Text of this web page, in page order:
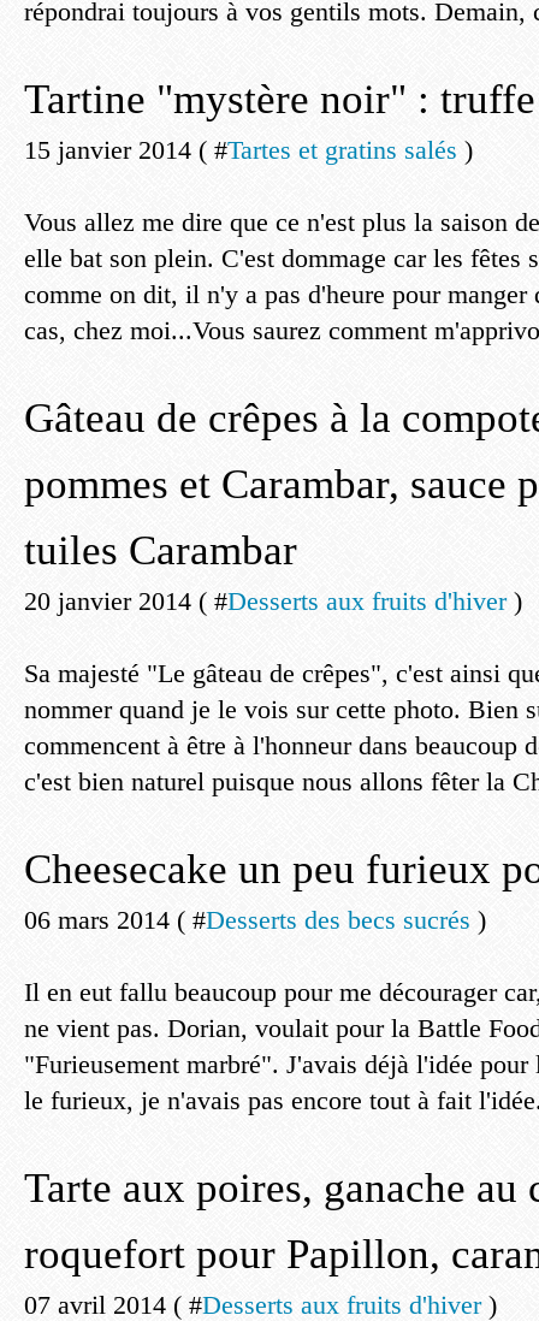
répondrai toujours à vos gentils mots. Demain,
Tartine "mystère noir" :
15 janvier 2014 ( #Tartes et gratins salés )
Vous allez me dire que ce n'est plus la saison
elle bat son plein. C'est dommage car les fêtes
comme on dit, il n'y a pas d'heure pour
cas, chez moi...Vous saurez comment
Gâteau de crêpes à la
pommes et Carambar, sauce
tuiles Carambar
20 janvier 2014 ( #Desserts aux fruits d'hiver)
Sa majesté "Le gâteau de crêpes", c'est ainsi
nommer quand je le vois sur cette photo. Bien
commencent à être à l'honneur dans beaucoup
c'est bien naturel puisque nous allons fêter la
Cheesecake un peu furieux
06 mars 2014 ( #Desserts des becs sucrés )
Il en eut fallu beaucoup pour me décourager
ne vient pas. Dorian, voulait pour la Battle
"Furieusement marbré". J'avais déjà l'idée
le furieux, je n'avais pas encore tout à fait
Tarte aux poires, ganache au
roquefort pour Papillon,
07 avril 2014 ( #Desserts aux fruits d'hiver)